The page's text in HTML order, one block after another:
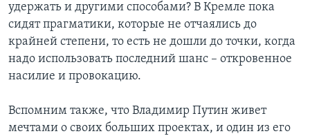
удержать и другими способами? В Кремле пока
сидят прагматики, которые не отчаялись до
крайней степени, то есть не дошли до точки, когда
надо использовать последний шанс – откровенное
насилие и провокацию.
Вспомним также, что Владимир Путин живет
мечтами о своих больших проектах, и один из его